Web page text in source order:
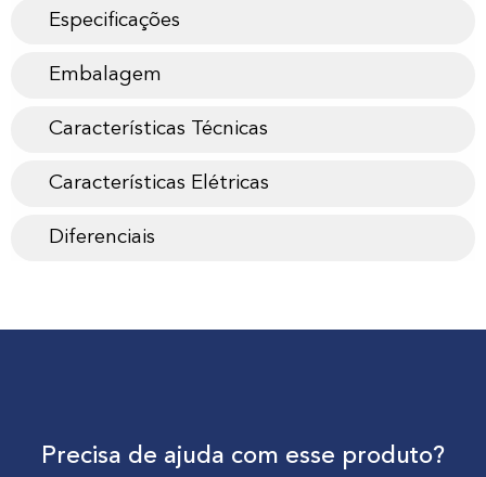
Especificações
Embalagem
Características Técnicas
Características Elétricas
Diferenciais
Precisa de ajuda com esse produto?